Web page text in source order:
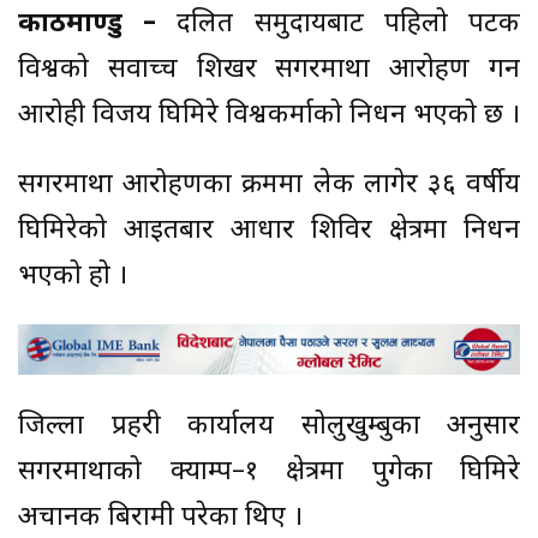
काठमाण्डु –दलित समुदायबाट पहिलो पटक
विश्वको सर्वोच्च शिखर सगरमाथा आरोहण गर्ने
आरोही विजय घिमिरे विश्वकर्माको निधन भएको छ ।
सगरमाथा आरोहणका क्रममा लेक लागेर ३६ वर्षीय
घिमिरेको आइतबार आधार शिविर क्षेत्रमा निधन
भएको हो ।
जिल्ला प्रहरी कार्यालय सोलुखुम्बुका अनुसार
सगरमाथाको क्याम्प–१ क्षेत्रमा पुगेका घिमिरे
अचानक बिरामी परेका थिए ।